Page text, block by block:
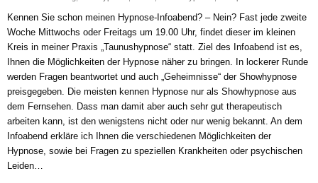
Kennen Sie schon meinen Hypnose-Infoabend? – Nein? Fast jede zweite
Woche Mittwochs oder Freitags um 19.00 Uhr, findet dieser im kleinen
Kreis in meiner Praxis „Taunushypnose“ statt. Ziel des Infoabend ist es,
Ihnen die Möglichkeiten der Hypnose näher zu bringen. In lockerer Runde
werden Fragen beantwortet und auch „Geheimnisse“ der Showhypnose
preisgegeben. Die meisten kennen Hypnose nur als Showhypnose aus
dem Fernsehen. Dass man damit aber auch sehr gut therapeutisch
arbeiten kann, ist den wenigstens nicht oder nur wenig bekannt. An dem
Infoabend erkläre ich Ihnen die verschiedenen Möglichkeiten der
Hypnose, sowie bei Fragen zu speziellen Krankheiten oder psychischen
Leiden…